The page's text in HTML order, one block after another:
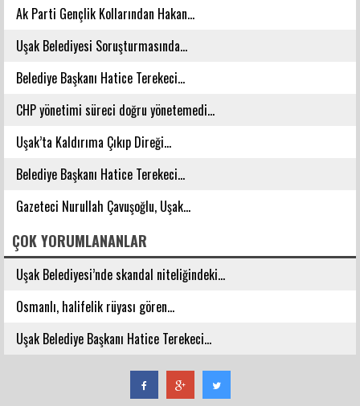
Ak Parti Gençlik Kollarından Hakan...
Uşak Belediyesi Soruşturmasında...
Belediye Başkanı Hatice Terekeci...
CHP yönetimi süreci doğru yönetemedi...
Uşak’ta Kaldırıma Çıkıp Direği...
Belediye Başkanı Hatice Terekeci...
Gazeteci Nurullah Çavuşoğlu, Uşak...
ÇOK YORUMLANANLAR
Uşak Belediyesi’nde skandal niteliğindeki...
Osmanlı, halifelik rüyası gören...
Uşak Belediye Başkanı Hatice Terekeci...